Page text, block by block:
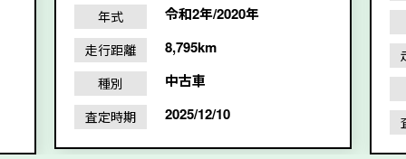
年式 令和2年/2020年
走行距離 8,795km
種別 中古車
査定時期 2025/12/10